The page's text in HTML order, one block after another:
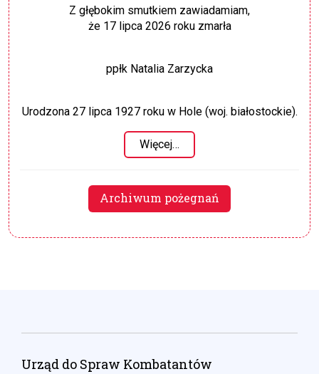
Z głębokim smutkiem zawiadamiam,
że 17 lipca 2026 roku zmarła
ppłk Natalia Zarzycka
Urodzona 27 lipca 1927 roku w Hole (woj. białostockie).
Więcej…
Archiwum pożegnań
Urząd do Spraw Kombatantów